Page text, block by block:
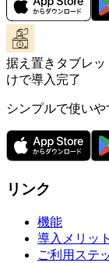
据え置きタブレ
けで導入完了
シンプルで使い
リンク
機能
導入メリット
ご利用ステ